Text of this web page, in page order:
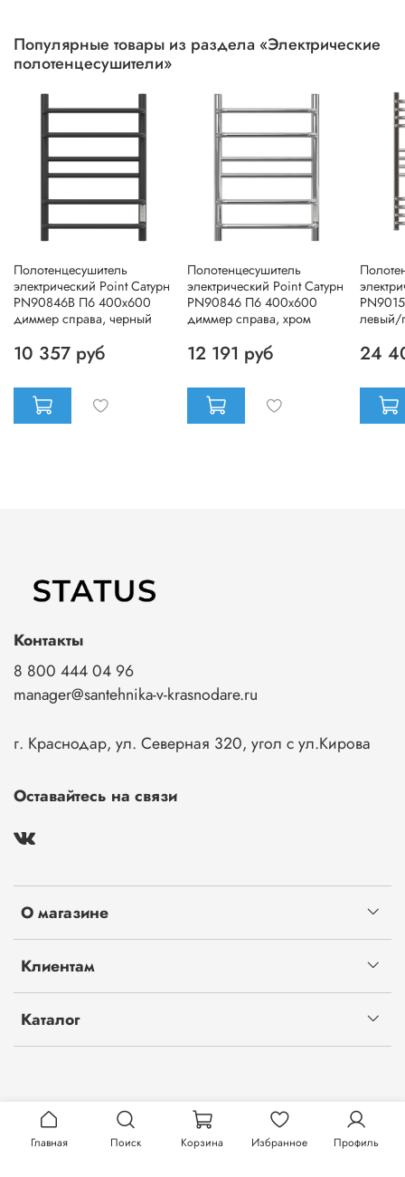
Популярные товары из раздела «Электрические
полотенцесушители»
Полотенцесушитель
электрический Point Сатурн
PN90846B П6 400x600
диммер справа, черный
10 357 руб
Полотенцесушитель
электрический Point Сатурн
PN90846 П6 400x600
диммер справа, хром
12 191 руб
левый/
24
О магазине
Клиентам
Каталог
Контакты
8 800 444 04 96
manager@santehnika-v-krasnodare.ru
г. Краснодар, ул. Северная 320, угол с ул.Кирова
Оставайтесь на связи
Главная Поиск Корзина Избранное Профиль